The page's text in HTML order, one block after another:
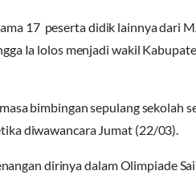
17 peserta didik lainnya dari
Ia lolos menjadi wakil
bimbingan sepulang sekolah
diwawancara Jumat (22/03).
dirinya dalam Olimpiade